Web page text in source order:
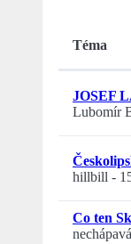
Téma
JOSEF
Lubomír
hillbill -
Co ten
nechápavá